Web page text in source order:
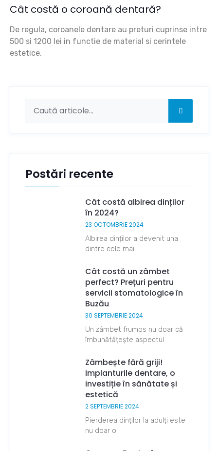
Cât costă o coroană dentară?
De regula, coroanele dentare au preturi cuprinse intre
500 si 1200 lei in functie de material si cerintele
estetice.
Postări recente
Cât costă albirea dinților
în 2024?
23 OCTOMBRIE 2024
Albirea dinților a devenit una
dintre cele mai
Cât costă un zâmbet
perfect? Prețuri pentru
servicii stomatologice în
Buzău
30 SEPTEMBRIE 2024
Un zâmbet frumos nu doar că
îmbunătățește aspectul
Zâmbește fără griji!
Implanturile dentare, o
investiție în sănătate și
estetică
2 SEPTEMBRIE 2024
Pierderea dinților la adulți este
nu doar o